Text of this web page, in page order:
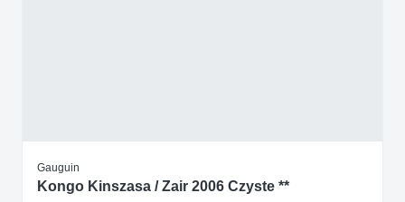
Gauguin
Kongo Kinszasa / Zair 2006 Czyste **